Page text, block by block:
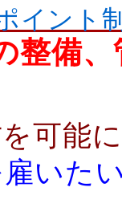
イント
整備、
可能
いた